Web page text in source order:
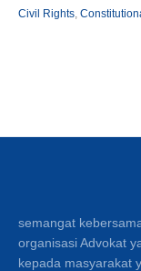
Civil Rights
semangat
organisasi Advokat
kepada masyarakat